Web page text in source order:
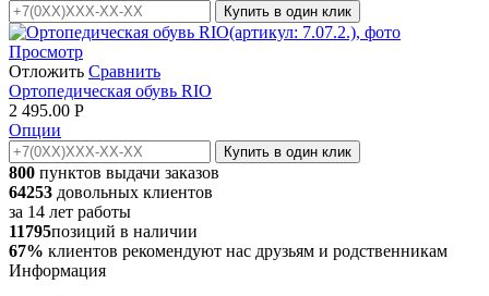
Купить в один клик
Просмотр
Отложить Сравнить
Ортопедическая обувь RIO
2 495.00 Р
Опции
Купить в один клик
800 пунктов выдачи заказов
64253 довольных клиентов
за 14 лет работы
11795позиций в наличии
67% клиентов рекомендуют нас друзьям и родственникам
Информация